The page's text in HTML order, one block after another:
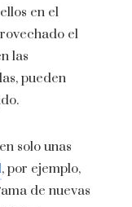
en el
el
las
pueden
solo unas
, por ejemplo,
de nuevas